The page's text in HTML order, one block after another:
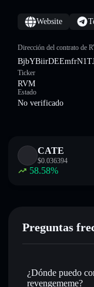
Website
Dirección del contrato de
Ticker
RVM
Estado
No verificado
CATE
$0.036394
58.58%
Preguntas
¿Dónde puedo
revengememe?